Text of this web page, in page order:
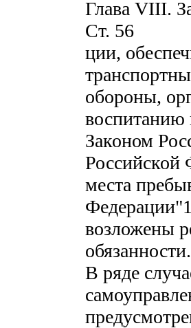
Глава VIII.
Ст. 56
ции,
обороны,
воспитанию
Законом
Российской
места
возложены
обязанности.
В ряде